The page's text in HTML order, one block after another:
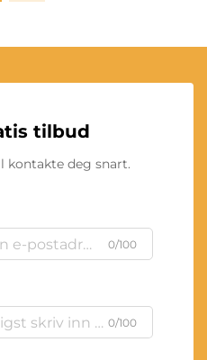
tilbud
kontakte deg snart.
0/100
0/100